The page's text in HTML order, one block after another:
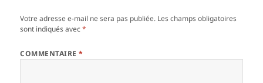
Votre adresse e-mail ne sera pas publiée. Les champs obligatoires
sont indiqués avec*
COMMENTAIRE*